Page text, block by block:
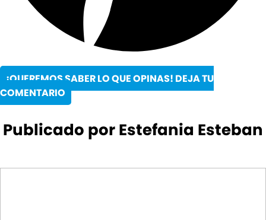
¡QUEREMOS SABER LO QUE OPINAS! DEJA TU
COMENTARIO
Publicado por Estefania Esteban